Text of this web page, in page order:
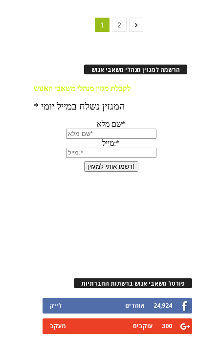
1 2
הרשמה למגזין מנהלי משאבי אנוש
פורטל משאבי אנוש ברשתות החברתיות
24,924 אוהדים לייק
300 עוקבים מעקב